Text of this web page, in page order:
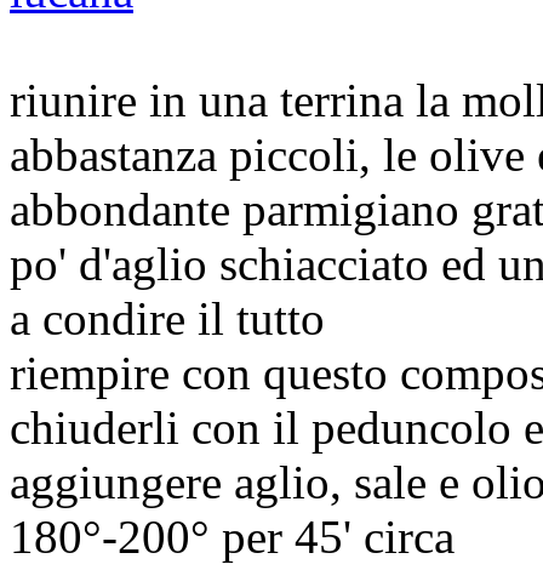
riunire in una terrina la
abbastanza piccoli, le olive
abbondante parmigiano
po' d'aglio schiacciato ed
a condire il tutto
riempire con questo
chiuderli con il peduncolo
aggiungere aglio, sale e
180°-200° per 45' circa